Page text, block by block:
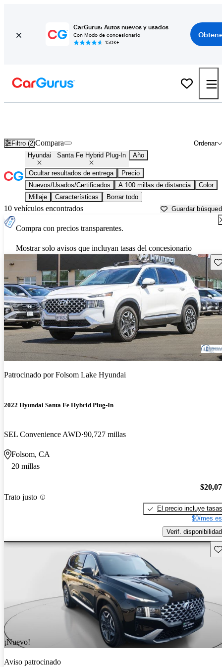
CarGurus: Autos nuevos y usados
Con Modo de concesionario
150K+
Filtro (2) Ordenar
Compara
Hyundai Santa Fe Hybrid Plug-In Año
Ocultar resultados de entrega
Precio
Nuevos/Usados/Certificados
A 100 millas de distancia
Color
Millaje
Características Borrar todo
10 vehículos encontrados Guardar
Compra con precios transparentes.
Mostrar solo avisos que incluyan tasas del concesionario
Patrocinado porFolsom Lake Hyundai
2022 Hyundai Santa Fe Hybrid Plug-In
SEL Convenience AWD 90,727 millas
Folsom, CA
20 millas
Trato justo
El precio incluye tasas
$0/mes
Verif. disponibilidad
¡Nuevo!
Aviso patrocinado